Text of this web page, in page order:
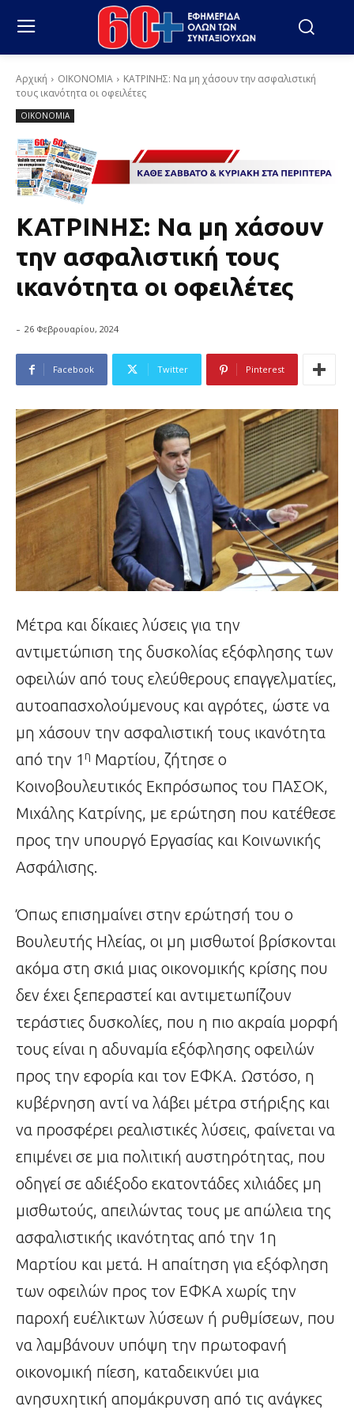
Αρχική ΟΙΚΟΝΟΜΙΑ
ΚΑΤΡΙΝΗΣ: Να μη χάσουν την ασφαλιστική
τους ικανότητα οι οφειλέτες
ΟΙΚΟΝΟΜΙΑ
ΚΑΤΡΙΝΗΣ: Να μη χάσουν
την ασφαλιστική τους
ικανότητα οι οφειλέτες
- 26 Φεβρουαρίου, 2024
Facebook Twitter Pinterest
Μέτρα και δίκαιες λύσεις για την
αντιμετώπιση της δυσκολίας εξόφλησης των
οφειλών από τους ελεύθερους επαγγελματίες,
αυτοαπασχολούμενους και αγρότες, ώστε να
μη χάσουν την ασφαλιστική τους ικανότητα
από την 1 η Μαρτίου, ζήτησε ο
Κοινοβουλευτικός Εκπρόσωπος του ΠΑΣΟΚ,
Μιχάλης Κατρίνης, με ερώτηση που κατέθεσε
προς την υπουργό Εργασίας και Κοινωνικής
Ασφάλισης.
Όπως επισημαίνει στην ερώτησή του ο
Βουλευτής Ηλείας, οι μη μισθωτοί βρίσκονται
ακόμα στη σκιά μιας οικονομικής κρίσης που
δεν έχει ξεπεραστεί και αντιμετωπίζουν
τεράστιες δυσκολίες, που η πιο ακραία μορφή
τους είναι η αδυναμία εξόφλησης οφειλών
προς την εφορία και τον ΕΦΚΑ. Ωστόσο, η
κυβέρνηση αντί να λάβει μέτρα στήριξης και
να προσφέρει ρεαλιστικές λύσεις, φαίνεται να
επιμένει σε μια πολιτική αυστηρότητας, που
οδηγεί σε αδιέξοδο εκατοντάδες χιλιάδες μη
μισθωτούς, απειλώντας τους με απώλεια της
ασφαλιστικής ικανότητας από την 1η
Μαρτίου και μετά. Η απαίτηση για εξόφληση
των οφειλών προς τον ΕΦΚΑ χωρίς την
παροχή ευέλικτων λύσεων ή ρυθμίσεων, που
να λαμβάνουν υπόψη την πρωτοφανή
οικονομική πίεση, καταδεικνύει μια
ανησυχητική απομάκρυνση από τις ανάγκες